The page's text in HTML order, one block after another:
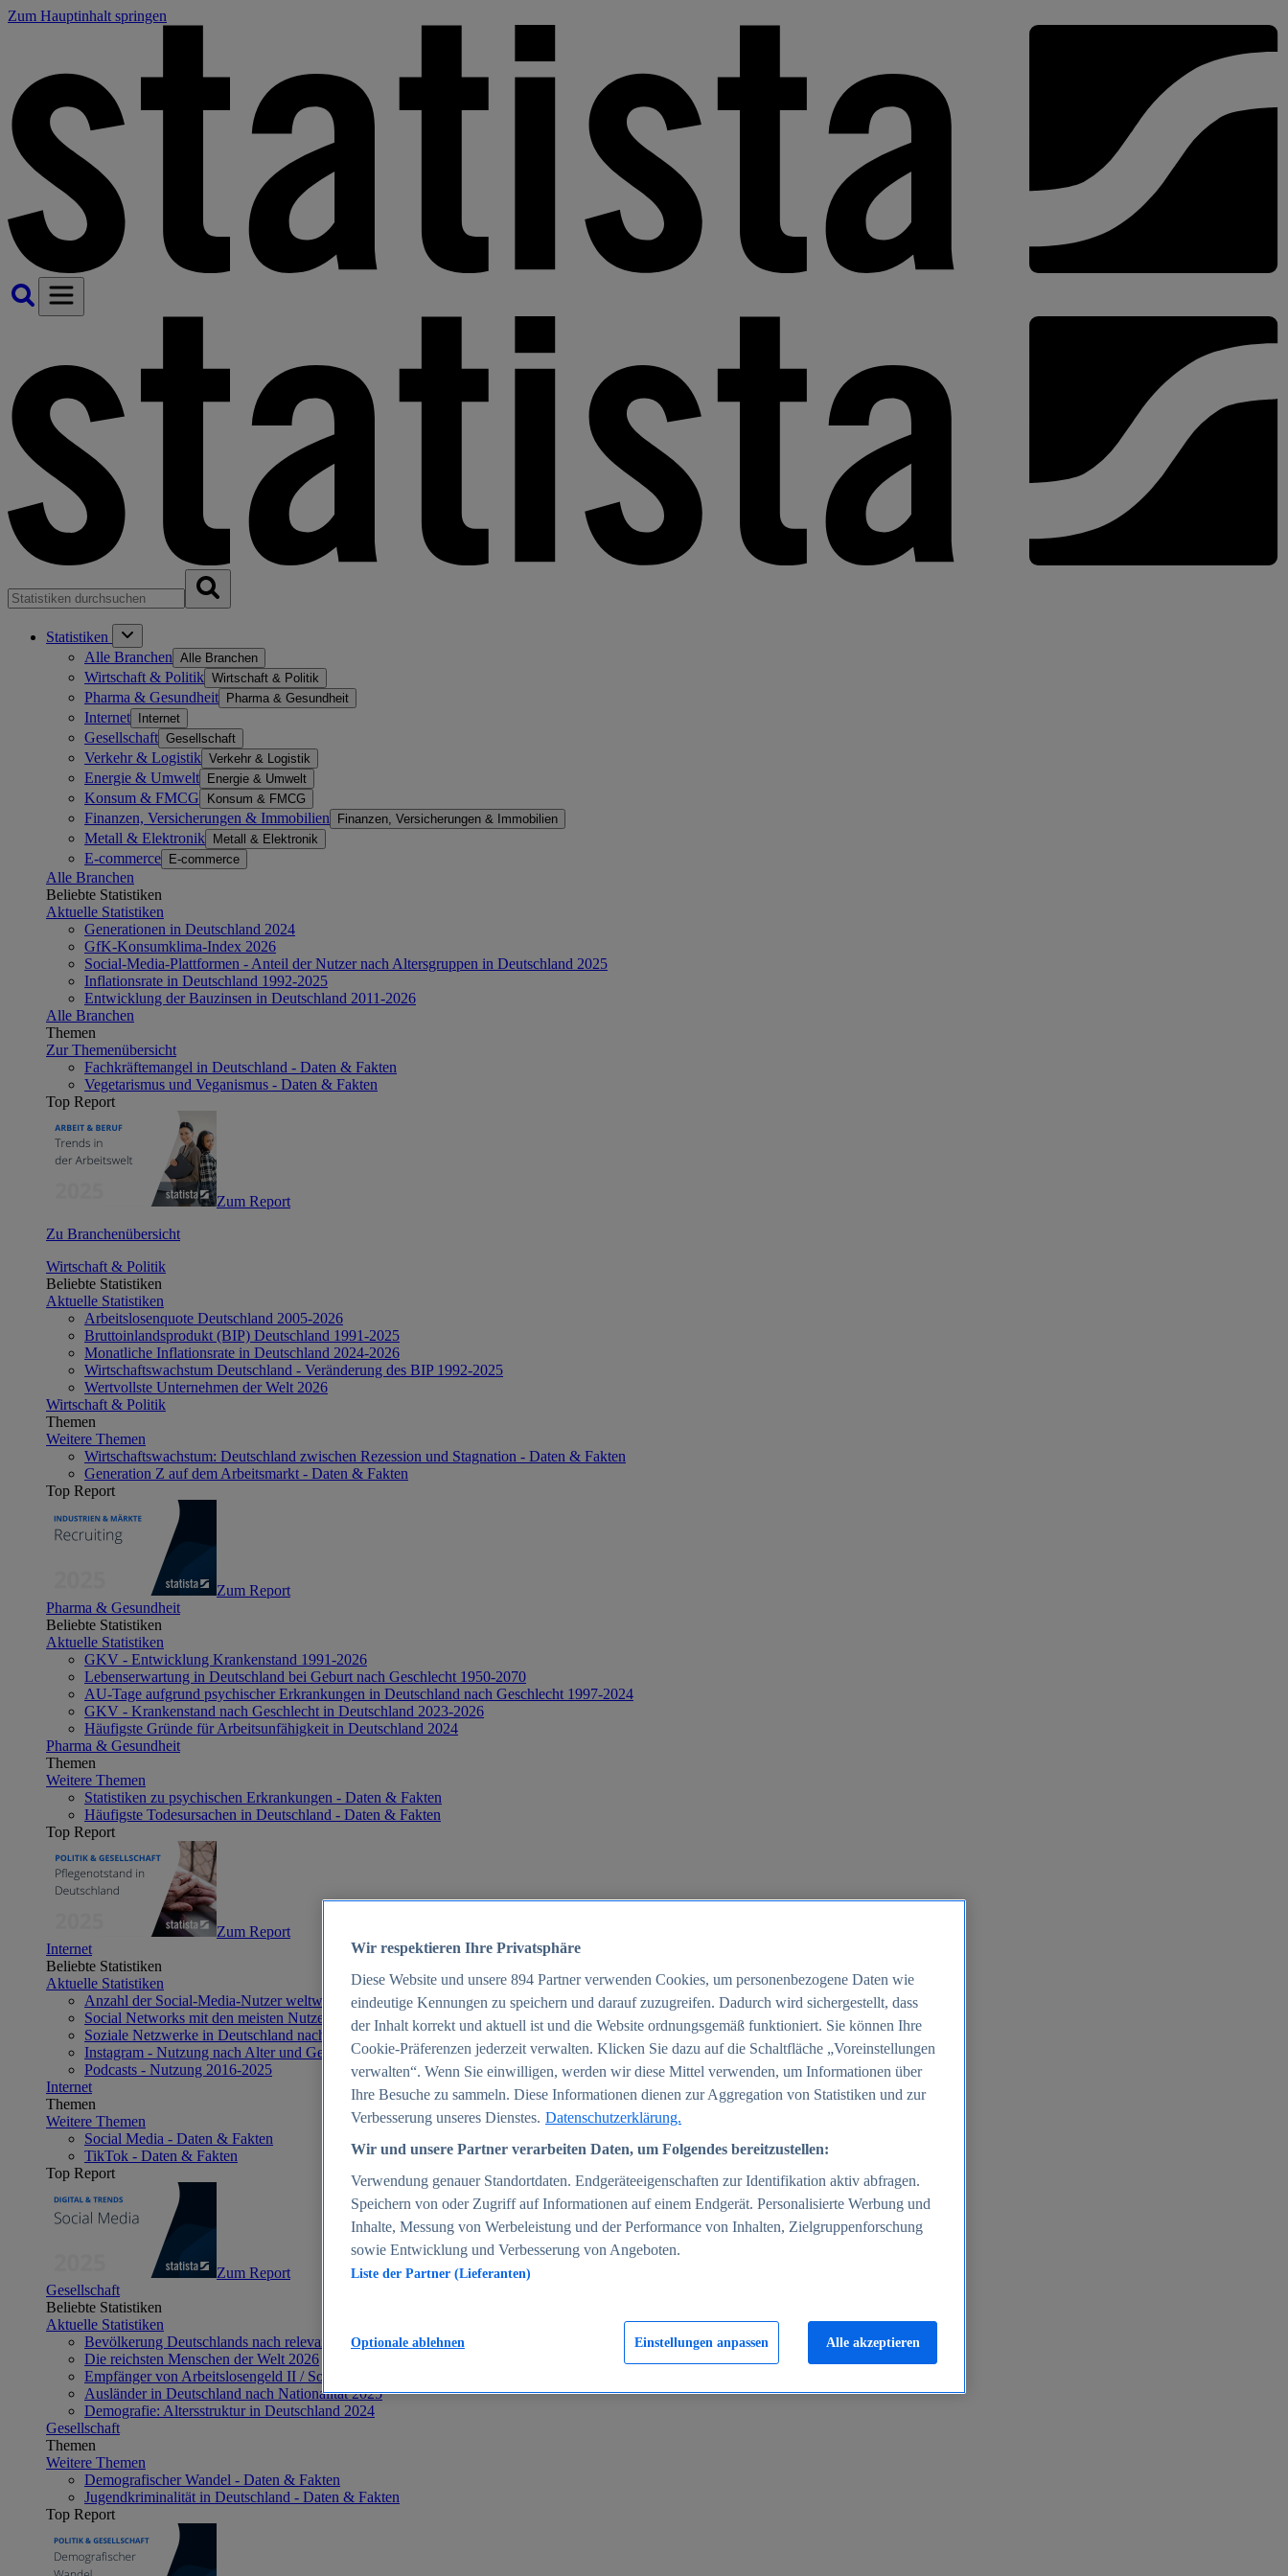
Zum Hauptinhalt springen
Statistiken
Alle Branchen Alle Branchen
Wirtschaft & Politik Wirtschaft & Politik
Pharma & Gesundheit Pharma & Gesundheit
Internet Internet
Gesellschaft Gesellschaft
Verkehr & Logistik Verkehr & Logistik
Energie & Umwelt Energie & Umwelt
Konsum & FMCG Konsum & FMCG
Finanzen, Versicherungen & Immobilien Finanzen, Versicherungen & Immobilien
Metall & Elektronik Metall & Elektronik
E-commerce E-commerce
Alle Branchen
Beliebte Statistiken
Aktuelle Statistiken
Generationen in Deutschland 2024
GfK-Konsumklima-Index 2026
Social-Media-Plattformen - Anteil der Nutzer nach Altersgruppen in Deutschland 2025
Inflationsrate in Deutschland 1992-2025
Entwicklung der Bauzinsen in Deutschland 2011-2026
Alle Branchen
Themen
Zur Themenübersicht
Fachkräftemangel in Deutschland - Daten & Fakten
Vegetarismus und Veganismus - Daten & Fakten
Top Report
Zum Report
Zu Branchenübersicht
Wirtschaft & Politik
Beliebte Statistiken
Aktuelle Statistiken
Arbeitslosenquote Deutschland 2005-2026
Bruttoinlandsprodukt (BIP) Deutschland 1991-2025
Monatliche Inflationsrate in Deutschland 2024-2026
Wirtschaftswachstum Deutschland - Veränderung des BIP 1992-2025
Wertvollste Unternehmen der Welt 2026
Wirtschaft & Politik
Themen
Weitere Themen
Wirtschaftswachstum: Deutschland zwischen Rezession und Stagnation - Daten & Fakten
Generation Z auf dem Arbeitsmarkt - Daten & Fakten
Top Report
Zum Report
Pharma & Gesundheit
Beliebte Statistiken
Aktuelle Statistiken
GKV - Entwicklung Krankenstand 1991-2026
Lebenserwartung in Deutschland bei Geburt nach Geschlecht 1950-2070
AU-Tage aufgrund psychischer Erkrankungen in Deutschland nach Geschlecht 1997-2024
GKV - Krankenstand nach Geschlecht in Deutschland 2023-2026
Häufigste Gründe für Arbeitsunfähigkeit in Deutschland 2024
Pharma & Gesundheit
Themen
Weitere Themen
Statistiken zu psychischen Erkrankungen - Daten & Fakten
Häufigste Todesursachen in Deutschland - Daten & Fakten
Top Report
Zum Report
Internet
Beliebte Statistiken
Aktuelle Statistiken
Anzahl der Social-Media-Nutzer weltweit 2012-2025
Social Networks mit den meisten Nutzern weltweit 2025
Soziale Netzwerke in Deutschland nach Generationen 2025
Instagram - Nutzung nach Alter und Geschlecht in Deutschland 2025
Podcasts - Nutzung 2016-2025
Internet
Themen
Weitere Themen
Social Media - Daten & Fakten
TikTok - Daten & Fakten
Top Report
Zum Report
Gesellschaft
Beliebte Statistiken
Aktuelle Statistiken
Bevölkerung Deutschlands nach relevanten Altersgruppen 2024
Die reichsten Menschen der Welt 2026
Empfänger von Arbeitslosengeld II / Sozialgeld / Bürgergeld in Deutschland 2005-2025
Ausländer in Deutschland nach Nationalität 2025
Demografie: Altersstruktur in Deutschland 2024
Gesellschaft
Themen
Weitere Themen
Demografischer Wandel - Daten & Fakten
Jugendkriminalität in Deutschland - Daten & Fakten
Top Report
Wir respektieren Ihre Privatsphäre
Diese Website und unsere 894 Partner verwenden Cookies, um personenbezogene Daten wie
eindeutige Kennungen zu speichern und darauf zuzugreifen. Dadurch wird sichergestellt, dass
der Inhalt korrekt und aktuell ist und die Website ordnungsgemäß funktioniert. Sie können Ihre
Cookie-Präferenzen jederzeit verwalten. Klicken Sie dazu auf die Schaltfläche „Voreinstellungen
verwalten“. Wenn Sie einwilligen, werden wir diese Mittel verwenden, um Informationen über
Ihre Besuche zu sammeln. Diese Informationen dienen zur Aggregation von Statistiken und zur
Verbesserung unseres Dienstes. Datenschutzerklärung.
Wir und unsere Partner verarbeiten Daten, um Folgendes bereitzustellen:
Verwendung genauer Standortdaten. Endgeräteeigenschaften zur Identifikation aktiv abfragen.
Speichern von oder Zugriff auf Informationen auf einem Endgerät. Personalisierte Werbung und
Inhalte, Messung von Werbeleistung und der Performance von Inhalten, Zielgruppenforschung
sowie Entwicklung und Verbesserung von Angeboten.
Liste der Partner (Lieferanten)
Einstellungen anpassen
Optionale ablehnen Alle akzeptieren